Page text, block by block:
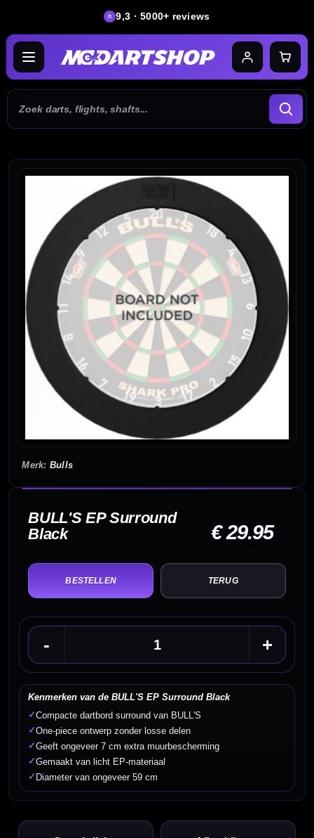
9,3 · 5000+ reviews
Bulls
BULL'S EP Surround
Black
€ 29.95
TERUG
Kenmerken van de BULL'S EP Surround Black
✓Compacte dartbord surround van BULL'S
✓One-piece ontwerp zonder losse delen
✓Geeft ongeveer 7 cm extra muurbescherming
✓Gemaakt van licht EP-materiaal
✓ Diameter van ongeveer 59 cm
- +